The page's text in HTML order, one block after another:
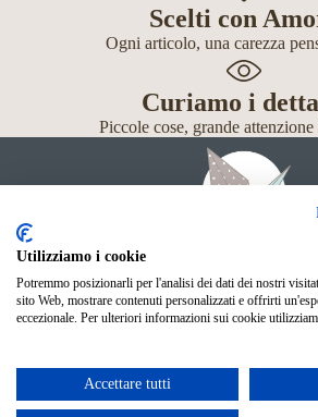
Scelti con
Ogni articolo, una carezza
Curiamo i
Piccole cose, grande
Giochi
Neonato
Shop Online
© Mille Gru di Sofia Calore. P.IVA
Metodi di pagamento
Utilizziamo i cookie
Potremmo posizionarli per l'analisi dei dati dei nostri
sito Web, mostrare contenuti personalizzati e offrirti
eccezionale. Per ulteriori informazioni sui cookie
Accettare tutti